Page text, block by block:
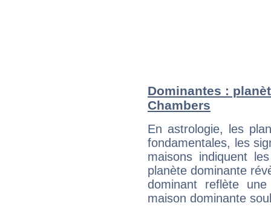
Dominantes :
Chambers
En astrologie, les
fondamentales, les
maisons indiquent
planète dominante
dominant reflète
maison dominante